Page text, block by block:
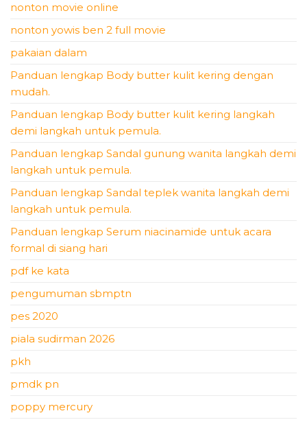
nonton movie online
nonton yowis ben 2 full movie
pakaian dalam
Panduan lengkap Body butter kulit kering dengan
mudah.
Panduan lengkap Body butter kulit kering langkah
demi langkah untuk pemula.
Panduan lengkap Sandal gunung wanita langkah demi
langkah untuk pemula.
Panduan lengkap Sandal teplek wanita langkah demi
langkah untuk pemula.
Panduan lengkap Serum niacinamide untuk acara
formal di siang hari
pdf ke kata
pengumuman sbmptn
pes 2020
piala sudirman 2026
pkh
pmdk pn
poppy mercury